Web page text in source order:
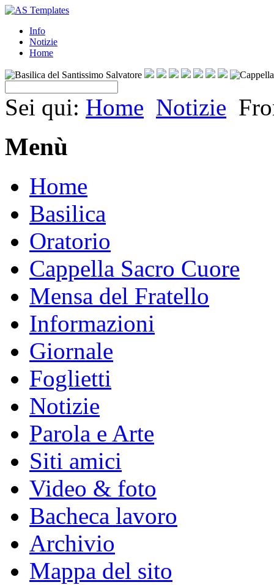
Info
Notizie
Home
Sei qui: Home Notizie
Menù
Home
Basilica
Oratorio
Cappella Sacro Cuore
Mensa del Fratello
Informazioni
Giornale
Foglietti
Notizie
Parola e Arte
Siti amici
Video & foto
Bacheca lavoro
Archivio
Mappa del sito